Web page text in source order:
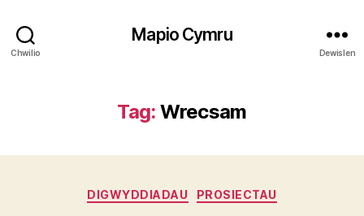
Chwilio
Mapio Cymru
Dewislen
Tag: Wrecsam
Categorïau
DIGWYDDIADAU PROSIECTAU